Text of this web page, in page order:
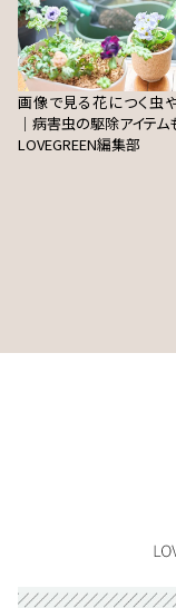
画像で見る花につく虫
｜病害虫の駆除アイテム
LOVEGREEN編集部